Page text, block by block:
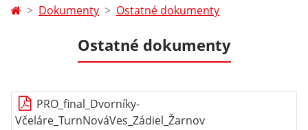
Dokumenty Ostatné dokumenty
Ostatné dokumenty
PRO_final_Dvorníky-
Včeláre_TurnNováVes_Zádiel_Žarnov